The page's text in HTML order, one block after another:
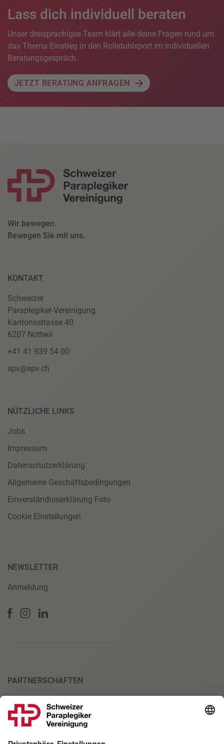
Lass dich individuell beraten
Unser dreisprachiges Team klärt alle deine Fragen rund um
das Thema Einstieg in den Rollstuhlsport im individuellen
Beratungsgespräch.
JETZT BERATUNG ANFRAGEN
Wir bewegen.
Bewegen Sie mit uns.
KONTAKT
Schweizer
Paraplegiker-Vereinigung
Kantonsstrasse 40
6207 Nottwil
+41 41 939 54 00
spv@spv.ch
NÜTZLICHE LINKS
Jobs
Impressum
Datenschutzerklärung
Allgemeine Geschäftsbedingungen
Einverständniserklärung Foto
Cookie Einstellungen
NEWSLETTER
Anmeldung
PARTNERSCHAFTEN